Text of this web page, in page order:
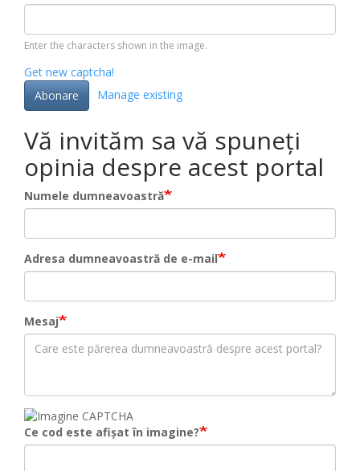
Enter the characters shown in the image.
Get new captcha!
Abonare
Manage existing
Vă invităm sa vă spuneți
opinia despre acest portal
Numele dumneavoastră
Adresa dumneavoastră de e-mail
Mesaj
Ce cod este afișat în imagine?